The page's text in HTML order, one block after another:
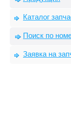
Каталог
Поиск по
Заявка на